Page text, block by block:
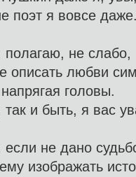
поэт я вовсе
полагаю, не слабо,
описать любви
головы.
так и быть, я вас
если не дано
изображать